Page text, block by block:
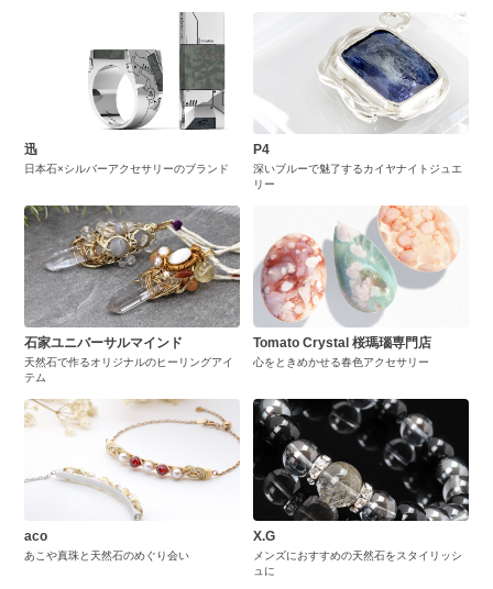
迅
日本石×シルバーアクセサリーのブランド
P4
深いブルーで魅了するカイヤナイトジュエ
リー
石家ユニバーサルマインド
天然石で作るオリジナルのヒーリングアイ
テム
Tomato Crystal 桜瑪瑙専門店
心をときめかせる春色アクセサリー
aco
あこや真珠と天然石のめぐり会い
X.G
メンズにおすすめの天然石をスタイリッシ
ュに